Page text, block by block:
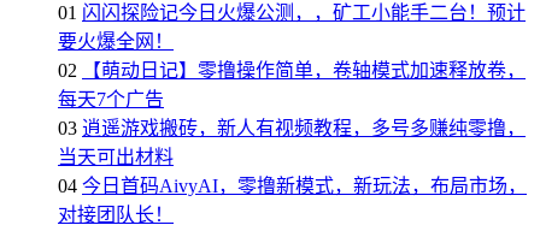
01 闪闪探险记今日火爆公测，，矿工小能手二台！预计
要火爆全网！
02
【萌动日记】零撸操作简单，卷轴模式加速释放卷，
每天7个广告
03 逍遥游戏搬砖，新人有视频教程，多号多赚纯零撸，
当天可出材料
04 今日首码AivyAI，零撸新模式，新玩法，布局市场，
对接团队长！